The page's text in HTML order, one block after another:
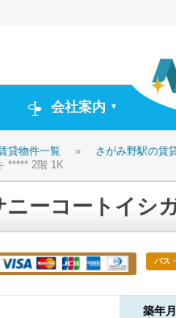
会社案内 ▼
貸物件一覧 » さがみ野駅の賃
***** 2階 1K
ーコートイシ
バス
築年月